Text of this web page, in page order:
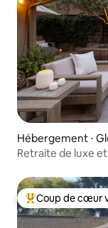
Hébergement ⋅
Retraite de luxe
Coups de cœur
Coup de cœur